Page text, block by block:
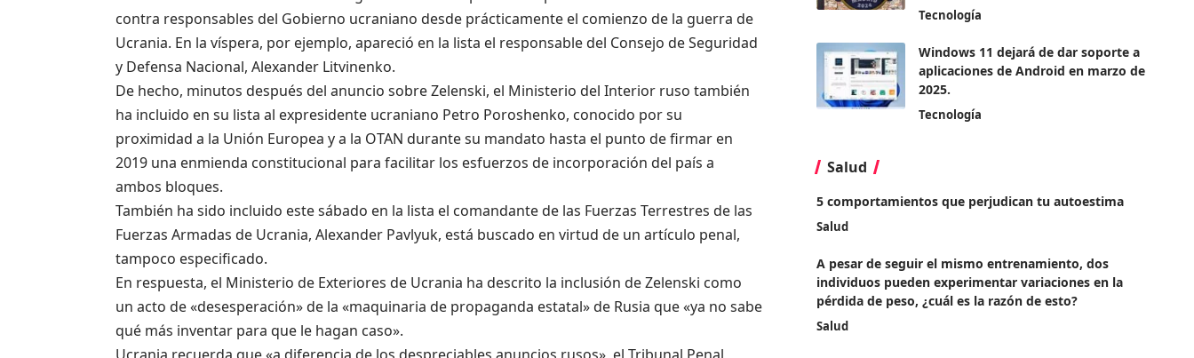
contra responsables del Gobierno ucraniano desde prácticamente el comienzo de la guerra de
Ucrania. En la víspera, por ejemplo, apareció en la lista el responsable del Consejo de Seguridad
y Defensa Nacional, Alexander Litvinenko.
De hecho, minutos después del anuncio sobre Zelenski, el Ministerio del Interior ruso también
ha incluido en su lista al expresidente ucraniano Petro Poroshenko, conocido por su
proximidad a la Unión Europea y a la OTAN durante su mandato hasta el punto de firmar en
2019 una enmienda constitucional para facilitar los esfuerzos de incorporación del país a
ambos bloques.
También ha sido incluido este sábado en la lista el comandante de las Fuerzas Terrestres de las
Fuerzas Armadas de Ucrania, Alexander Pavlyuk, está buscado en virtud de un artículo penal,
tampoco especificado.
En respuesta, el Ministerio de Exteriores de Ucrania ha descrito la inclusión de Zelenski como
un acto de «desesperación» de la «maquinaria de propaganda estatal» de Rusia que «ya no sabe
qué más inventar para que le hagan caso».
Tecnología
Windows 11 dejará de dar soporte a
aplicaciones de Android en marzo de
2025.
Tecnología
Salud
5 comportamientos que perjudican tu autoestima
Salud
A pesar de seguir el mismo entrenamiento, dos
individuos pueden experimentar variaciones en la
pérdida de peso, ¿cuál es la razón de esto?
Salud